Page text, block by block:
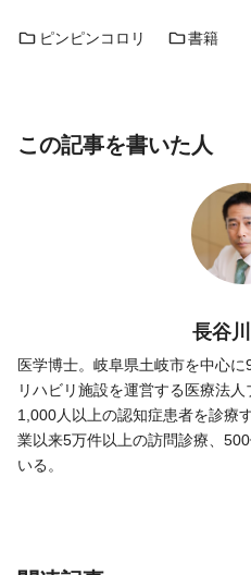
ピンピンコロリ 書籍
この記事を書いた人
長谷
医学博士。岐阜県土岐市を中心に
リハビリ施設を運営する医療法
1,000人以上の認知症患者を診療
業以来5万件以上の訪問診療、
いる。